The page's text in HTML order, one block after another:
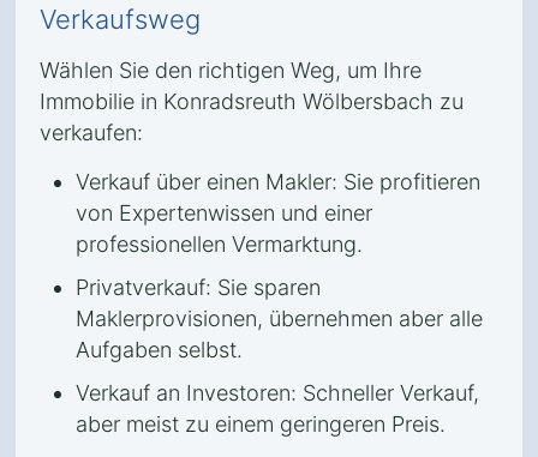
Verkaufsweg
Wählen Sie den richtigen Weg, um Ihre
Immobilie in Konradsreuth Wölbersbach zu
verkaufen:
Verkauf über einen Makler: Sie profitieren
von Expertenwissen und einer
professionellen Vermarktung.
Privatverkauf: Sie sparen
Maklerprovisionen, übernehmen aber alle
Aufgaben selbst.
Verkauf an Investoren: Schneller Verkauf,
aber meist zu einem geringeren Preis.